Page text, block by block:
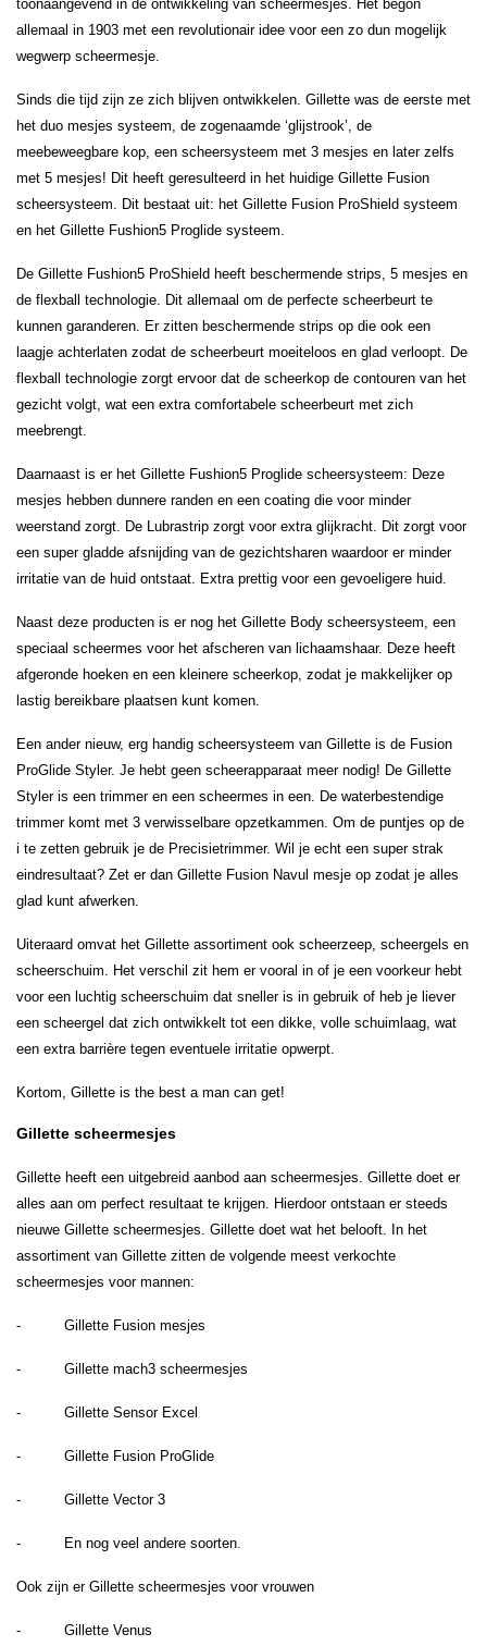
toonaangevend in de ontwikkeling van scheermesjes. Het begon
allemaal in 1903 met een revolutionair idee voor een zo dun mogelijk
wegwerp scheermesje.
Sinds die tijd zijn ze zich blijven ontwikkelen. Gillette was de eerste met
het duo mesjes systeem, de zogenaamde ‘glijstrook’, de
meebeweegbare kop, een scheersysteem met 3 mesjes en later zelfs
met 5 mesjes! Dit heeft geresulteerd in het huidige Gillette Fusion
scheersysteem. Dit bestaat uit: het Gillette Fusion ProShield systeem
en het Gillette Fushion5 Proglide systeem.
De Gillette Fushion5 ProShield heeft beschermende strips, 5 mesjes en
de flexball technologie. Dit allemaal om de perfecte scheerbeurt te
kunnen garanderen. Er zitten beschermende strips op die ook een
laagje achterlaten zodat de scheerbeurt moeiteloos en glad verloopt. De
flexball technologie zorgt ervoor dat de scheerkop de contouren van het
gezicht volgt, wat een extra comfortabele scheerbeurt met zich
meebrengt.
Daarnaast is er het Gillette Fushion5 Proglide scheersysteem: Deze
mesjes hebben dunnere randen en een coating die voor minder
weerstand zorgt. De Lubrastrip zorgt voor extra glijkracht. Dit zorgt voor
een super gladde afsnijding van de gezichtsharen waardoor er minder
irritatie van de huid ontstaat. Extra prettig voor een gevoeligere huid.
Naast deze producten is er nog het Gillette Body scheersysteem, een
speciaal scheermes voor het afscheren van lichaamshaar. Deze heeft
afgeronde hoeken en een kleinere scheerkop, zodat je makkelijker op
lastig bereikbare plaatsen kunt komen.
Een ander nieuw, erg handig scheersysteem van Gillette is de Fusion
ProGlide Styler. Je hebt geen scheerapparaat meer nodig! De Gillette
Styler is een trimmer en een scheermes in een. De waterbestendige
trimmer komt met 3 verwisselbare opzetkammen. Om de puntjes op de
i te zetten gebruik je de Precisietrimmer. Wil je echt een super strak
eindresultaat? Zet er dan Gillette Fusion Navul mesje op zodat je alles
glad kunt afwerken.
Uiteraard omvat het Gillette assortiment ook scheerzeep, scheergels en
scheerschuim. Het verschil zit hem er vooral in of je een voorkeur hebt
voor een luchtig scheerschuim dat sneller is in gebruik of heb je liever
een scheergel dat zich ontwikkelt tot een dikke, volle schuimlaag, wat
een extra barrière tegen eventuele irritatie opwerpt.
Kortom, Gillette is the best a man can get!
Gillette scheermesjes
Gillette heeft een uitgebreid aanbod aan scheermesjes. Gillette doet er
alles aan om perfect resultaat te krijgen. Hierdoor ontstaan er steeds
nieuwe Gillette scheermesjes. Gillette doet wat het belooft. In het
assortiment van Gillette zitten de volgende meest verkochte
scheermesjes voor mannen:
- Gillette Fusion mesjes
- Gillette mach3 scheermesjes
- Gillette Sensor Excel
- Gillette Fusion ProGlide
- Gillette Vector 3
- En nog veel andere soorten.
Ook zijn er Gillette scheermesjes voor vrouwen
- Gillette Venus